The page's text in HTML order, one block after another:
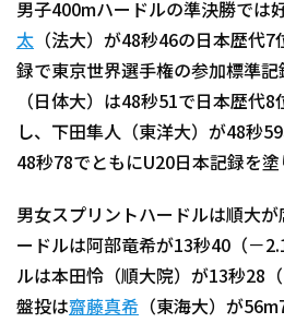
男子400mハードルの準決勝では
太 （法大）が48秒46の日本歴代
録で東京世界選手権の参加標準
（日体大）は48秒51で日本歴代
し、下田隼人（東洋大）が48秒
48秒78でともにU20日本記録を塗
男女スプリントハードルは順大
ードルは阿部竜希が13秒40（－
ルは本田怜（順大院）が13秒28
盤投は齋藤真希 （東海大）が